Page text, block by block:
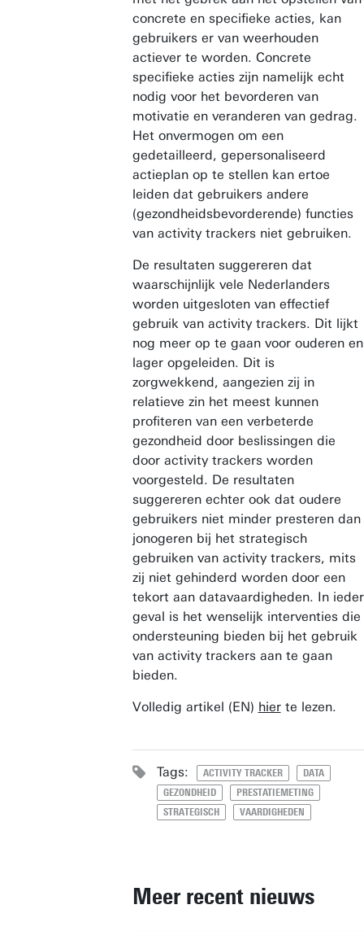
concrete en specifieke acties, kan
gebruikers er van weerhouden
actiever te worden. Concrete
specifieke acties zijn namelijk echt
nodig voor het bevorderen van
motivatie en veranderen van gedrag.
Het onvermogen om een
gedetailleerd, gepersonaliseerd
actieplan op te stellen kan ertoe
leiden dat gebruikers andere
(gezondheidsbevorderende) functies
van activity trackers niet gebruiken.
De resultaten suggereren dat
waarschijnlijk vele Nederlanders
worden uitgesloten van effectief
gebruik van activity trackers. Dit lijkt
nog meer op te gaan voor ouderen en
lager opgeleiden. Dit is
zorgwekkend, aangezien zij in
relatieve zin het meest kunnen
profiteren van een verbeterde
gezondheid door beslissingen die
door activity trackers worden
voorgesteld. De resultaten
suggereren echter ook dat oudere
gebruikers niet minder presteren dan
jonogeren bij het strategisch
gebruiken van activity trackers, mits
zij niet gehinderd worden door een
tekort aan datavaardigheden. In ieder
geval is het wenselijk interventies die
ondersteuning bieden bij het gebruik
van activity trackers aan te gaan
bieden.
Volledig artikel (EN) hierte lezen.
Tags: ACTIVITY TRACKER
DATA
GEZONDHEID
PRESTATIEMETING
STRATEGISCH
VAARDIGHEDEN
Meer recent nieuws